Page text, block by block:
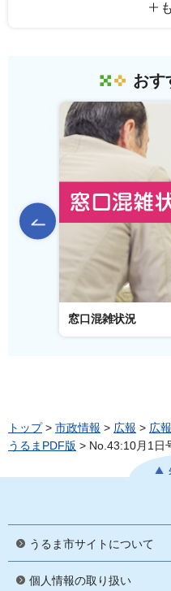
おす
前のスライ
窓口混雑状況
トップ> 市政情報 > 広報 > 広
うるまPDF版 > No.43:10月1日
うるま市サイトについて
個人情報の取り扱い